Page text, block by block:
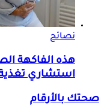
نصائح
هذه الفاكهة
استشاري
صحتك بالأرقام